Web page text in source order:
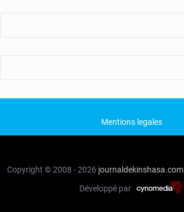
Mentions legales
Copyright © 2008 - 2026 journaldekinshasa.com
Développé par